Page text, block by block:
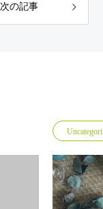
次の記事